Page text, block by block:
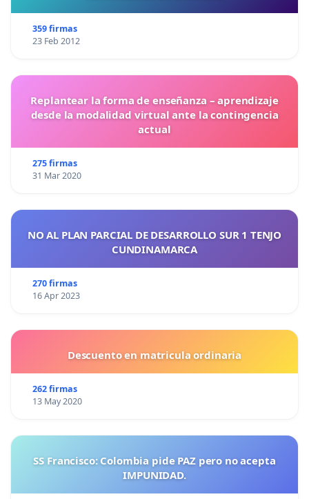
359 firmas
23 Feb 2012
Replantear la forma de enseñanza – aprendizaje
desde la modalidad virtual ante la contingencia
actual
275 firmas
31 Mar 2020
NO AL PLAN PARCIAL DE DESARROLLO SUR 1 TENJO
CUNDINAMARCA
270 firmas
16 Apr 2023
Descuento en matricula ordinaria
262 firmas
13 May 2020
SS Francisco: Colombia pide PAZ pero no acepta
IMPUNIDAD.